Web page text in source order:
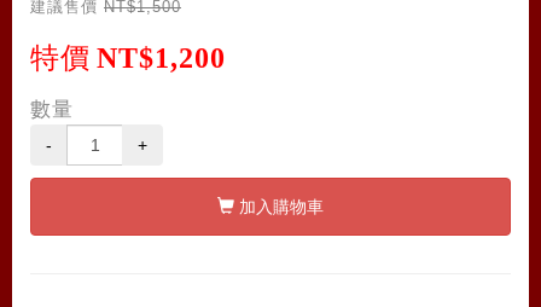
建議售價 NT$1,500
特價 NT$1,200
數量
- +
加入購物車